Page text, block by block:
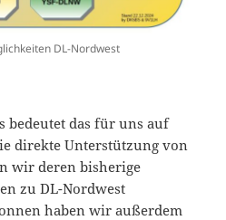
DL-Nordwest
bedeutet das für uns auf
direkte Unterstützung von
wir deren bisherige
zu DL-Nordwest
haben wir außerdem